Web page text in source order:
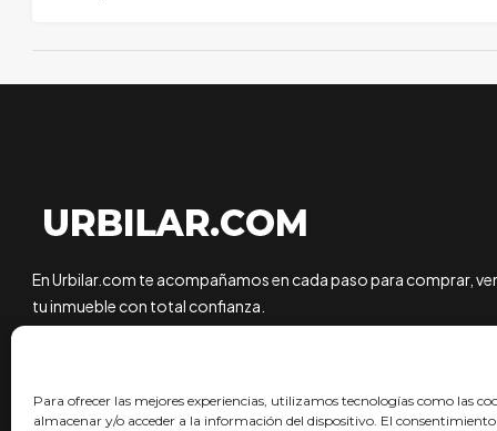
Para ofrecer las mejores experiencias, utilizamos tecnologías como las
almacenar y/o acceder a la información del dispositivo. El consentimiento
En Urbilar.com te acompañamos en cada paso para comprar,
tu inmueble con total confianza.